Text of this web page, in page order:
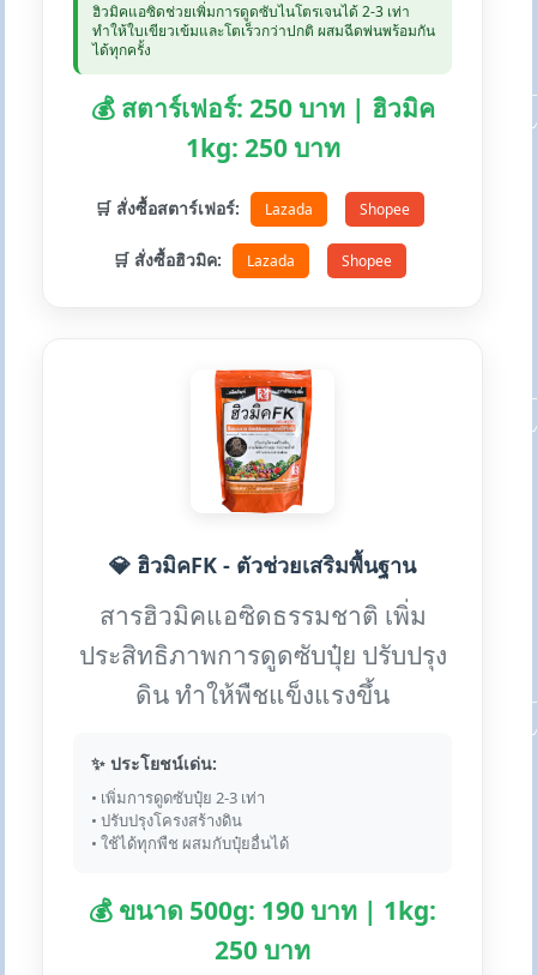
ฮิวมิคแอซิดช่วยเพิ่มการดูดซับไนโตรเจนได้ 2-3 เท่า
ทำให้ใบเขียวเข้มและโตเร็วกว่าปกติ ผสมฉีดพ่นพร้อมกัน
ได้ทุกครั้ง
💰 สตาร์เฟอร์: 250 บาท | ฮิวมิค
1kg: 250 บาท
🛒 สั่งซื้อสตาร์เฟอร์: Lazada Shopee
🛒 สั่งซื้อฮิวมิค: Lazada Shopee
💎 ฮิวมิคFK - ตัวช่วยเสริมพื้นฐาน
สารฮิวมิคแอซิดธรรมชาติ เพิ่ม
ประสิทธิภาพการดูดซับปุ๋ย ปรับปรุง
ดิน ทำให้พืชแข็งแรงขึ้น
✨ ประโยชน์เด่น:
• เพิ่มการดูดซับปุ๋ย 2-3 เท่า
• ปรับปรุงโครงสร้างดิน
• ใช้ได้ทุกพืช ผสมกับปุ๋ยอื่นได้
💰 ขนาด 500g: 190 บาท | 1kg:
250 บาท